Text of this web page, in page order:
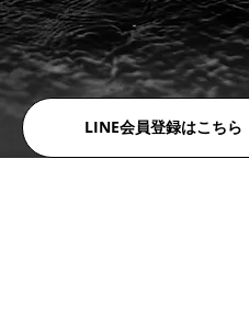
LINE会員登録はこちら